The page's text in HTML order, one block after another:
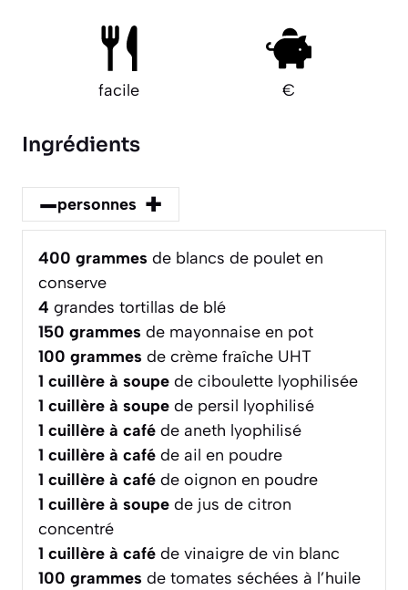
facile €
Ingrédients
–personnes +
400 grammes de blancs de poulet en
conserve
4 grandes tortillas de blé
150 grammes de mayonnaise en pot
100 grammes de crème fraîche UHT
1 cuillère à soupe de ciboulette lyophilisée
1 cuillère à soupe de persil lyophilisé
1 cuillère à café de aneth lyophilisé
1 cuillère à café de ail en poudre
1 cuillère à café de oignon en poudre
1 cuillère à soupe de jus de citron
concentré
1 cuillère à café de vinaigre de vin blanc
100 grammes de tomates séchées à l’huile